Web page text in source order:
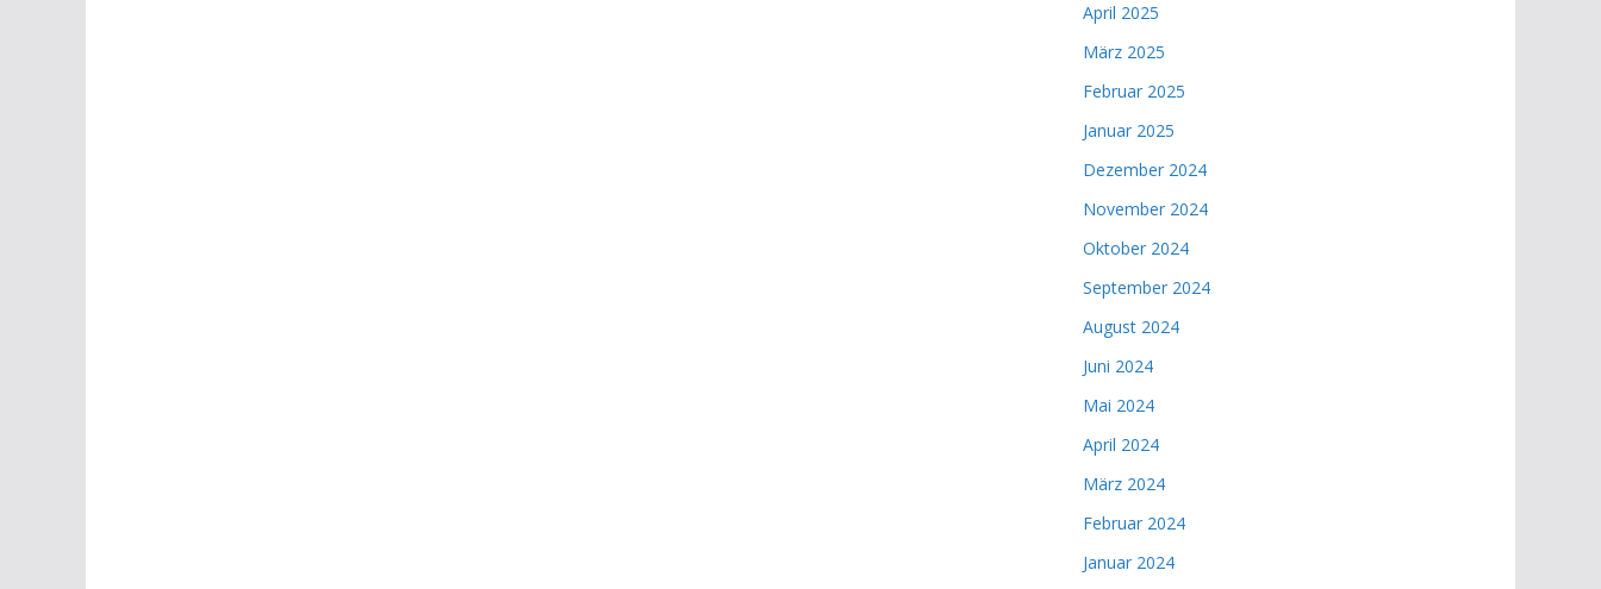
April 2025
März 2025
Februar 2025
Januar 2025
Dezember 2024
November 2024
Oktober 2024
September 2024
August 2024
Juni 2024
Mai 2024
April 2024
März 2024
Februar 2024
Januar 2024